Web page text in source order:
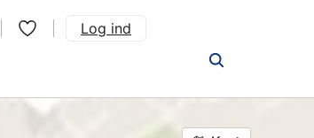
Log ind